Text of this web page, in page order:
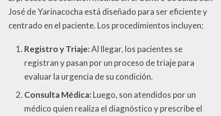
José de Yarinacocha está diseñado para ser eficiente y
centrado en el paciente. Los procedimientos incluyen:
Registro y Triaje:Al llegar, los pacientes se
registran y pasan por un proceso de triaje para
evaluar la urgencia de su condición.
Consulta Médica: Luego, son atendidos por un
médico quien realiza el diagnóstico y prescribe el